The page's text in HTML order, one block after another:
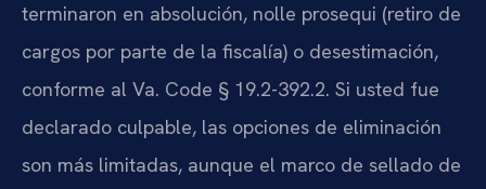
terminaron en absolución, nolle prosequi (retiro de
cargos por parte de la fiscalía) o desestimación,
conforme al Va. Code § 19.2-392.2. Si usted fue
declarado culpable, las opciones de eliminación
son más limitadas, aunque el marco de sellado de